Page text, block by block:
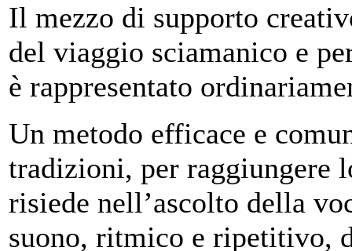
Il mezzo di supporto
del viaggio sciamanico e
è rappresentato
Un metodo efficace e
tradizioni, per raggiungere
risiede nell’ascolto della
suono, ritmico e ripetitivo,